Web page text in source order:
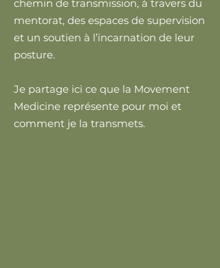
chemin de transmission, à travers du
mentorat, des espaces de supervision
et un soutien à l’incarnation de leur
posture.
Je partage ici ce que la Movement
Medicine représente pour moi et
comment je la transmets.